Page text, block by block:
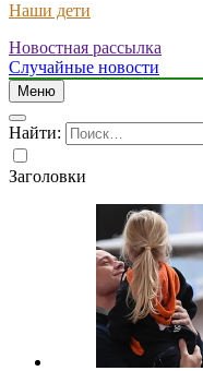
Наши дети
Новостная рассылка
Случайные новости
Меню
Найти:
Заголовки